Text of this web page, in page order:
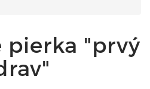
pierka "prvý